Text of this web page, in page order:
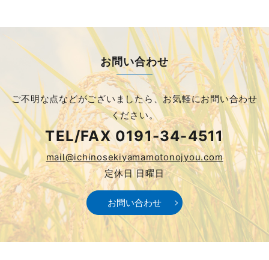
お問い合わせ
ご不明な点などがございましたら、お気軽にお問い合わせ
ください。
TEL/FAX 0191-34-4511
mail@ichinosekiyamamotonojyou.com
定休日 日曜日
お問い合わせ